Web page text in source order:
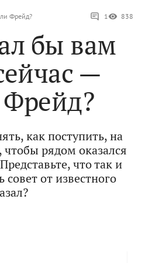
Фрейд? 1 838
бы вам
—
как поступить, на
рядом оказался
что так и
от известного